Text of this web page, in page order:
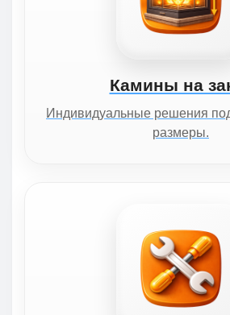
Камины на
Индивидуальные решения
размеры.